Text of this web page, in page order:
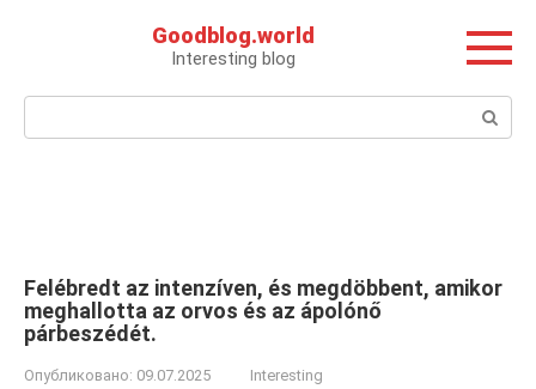
Goodblog.world
Interesting blog
Поиск:
Felébredt az intenzíven, és megdöbbent, amikor
meghallotta az orvos és az ápolónő
párbeszédét.
Опубликовано: 09.07.2025 Interesting